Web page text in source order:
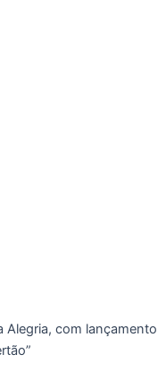
Alegria, com lançamento